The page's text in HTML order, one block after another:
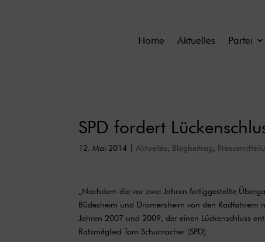
Home Aktuelles Partei
SPD fordert
12. Mai 2014 Aktuelles, Blogbeitrag,
„Nachdem die vor zwei Jahren fertiggestellte
Büdesheim und Dromersheim von den Radfahrern
Jahren 2007 und 2009, der einen Lückenschluss
Ratsmitglied Tom Schumacher (SPD)